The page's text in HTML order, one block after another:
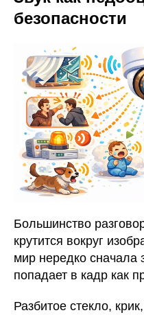
безопасности
Большинство
крутится вокруг
мир нередко сначала
попадает в кадр как
Разбитое стекло,